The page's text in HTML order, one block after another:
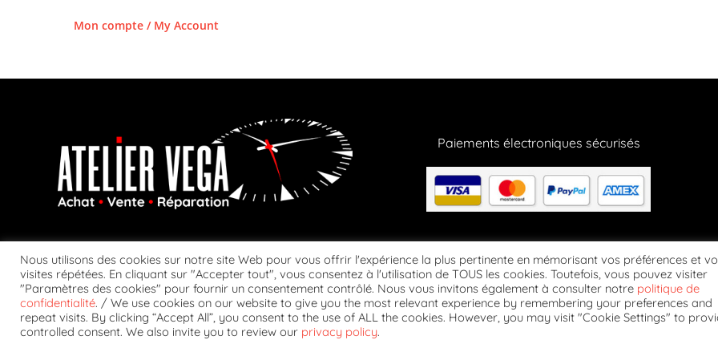
Mon compte / My Account
Paiements électroniques sécurisés
Suivez-nous
CONDITIONS GÉNÉRALES DE VENTE MENTIONS LÉGALES CONTACTEZ-NOUS POLITIQUE DE
Nous utilisons des cookies sur notre site Web pour vous offrir l'expérience la plus pertinente en mémorisant vos préférences et
visites répétées. En cliquant sur "Accepter tout", vous consentez à l'utilisation de TOUS les cookies. Toutefois, vous pouvez visiter
"Paramètres des cookies" pour fournir un consentement contrôlé. Nous vous invitons également à consulter notre politique de
confidentialité. / We use cookies on our website to give you the most relevant experience by remembering your preferences and
repeat visits. By clicking “Accept All”, you consent to the use of ALL the cookies. However, you may visit "Cookie Settings" to
controlled consent. We also invite you to review our privacy policy.